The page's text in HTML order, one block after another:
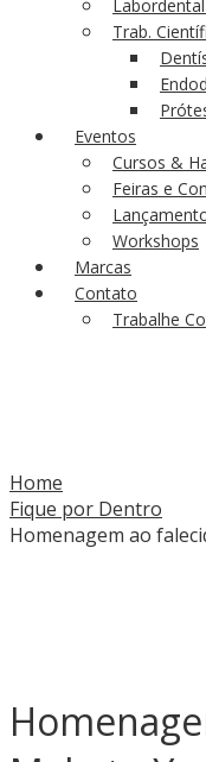
Trab.
Eventos
Cursos &
Feiras e
Workshops
Marcas
Contato
Trabalhe
Home
Fique por Dentro
Homenagem ao